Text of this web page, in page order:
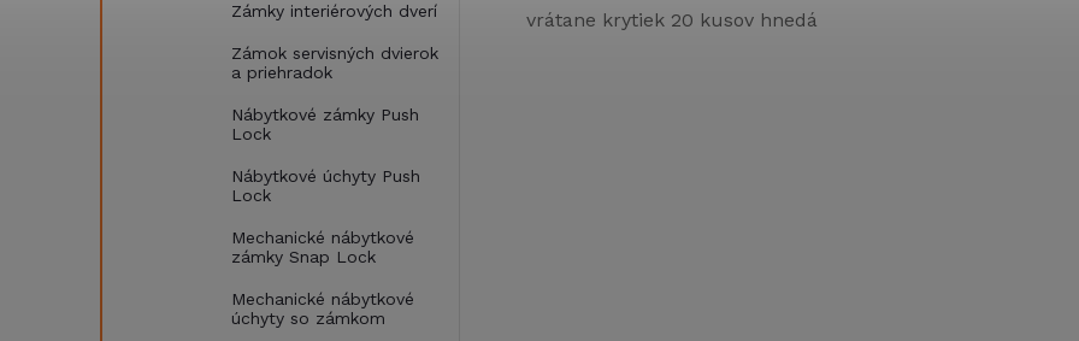
Zámky interiérových dverí
Zámok servisných dvierok
a priehradok
Nábytkové zámky Push
Lock
Nábytkové úchyty Push
Lock
Mechanické nábytkové
zámky Snap Lock
Mechanické nábytkové
úchyty so zámkom
vrátane krytiek 20 kusov hnedá